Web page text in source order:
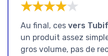
★★★★★
★★★★★
Au final, ces vers
un produit assez
gros volume, pas de